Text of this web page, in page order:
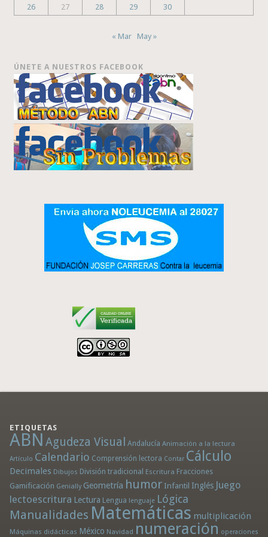
26
27 28 29 30
« Mar May »
ÚNETE A NUESTROS FACEBOOK
ETIQUETAS
ABN Agudeza Visual Andalucía Animación a la lectura
Artículo Calendario Comprensión lectora Contar Cálculo
Decimales Dibujos División tradicional Escritura Fracciones
Gamificación Genially Geometría humor Infantil Inglés Juego
lectoescritura Lectura Lengua lenguaje Lógica
Manualidades Matemáticas multiplicación
Máquinas didácticas México Navidad numeración operaciones